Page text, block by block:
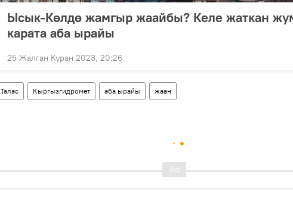
Ысык-Көлдө жамгыр жаайбы? Келе жаткан
карата аба ырайы
25 Жалган Куран 2023, 20:26
Талас Кыргызгидромет аба ырайы жаан